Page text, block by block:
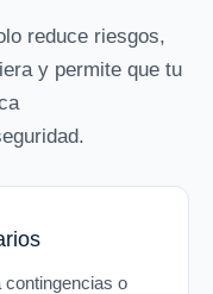
reduce riesgos,
y permite que tu
o